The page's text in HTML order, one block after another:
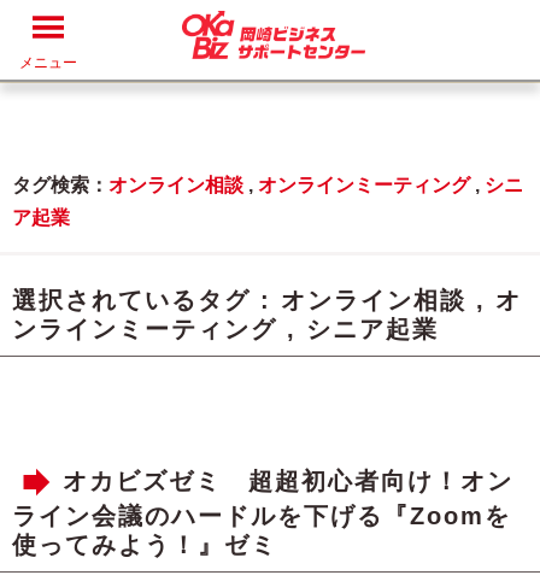
メニュー
タグ検索： オンライン相談 , オンラインミーティング, シニ
ア起業
選択されているタグ : オンライン相談 , オ
ンラインミーティング , シニア起業
オカビズゼミ 超超初心者向け！オン
ライン会議のハードルを下げる『Zoomを
使ってみよう！』ゼミ